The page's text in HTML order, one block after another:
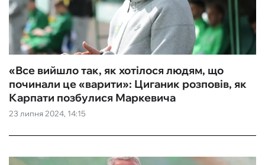
23 липня 2024, 14:15
«Все вийшло так, як хотілося людям, що
починали це «варити»: Циганик розповів, як
Карпати позбулися Маркевича